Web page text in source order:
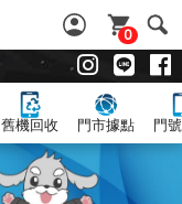
0
舊機回收 門市據點 門